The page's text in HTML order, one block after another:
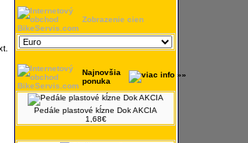
Zobrazenie cien
Najnovšia
ponuka
Pedále plastové kĺzne Dok AKCIA
1,68€